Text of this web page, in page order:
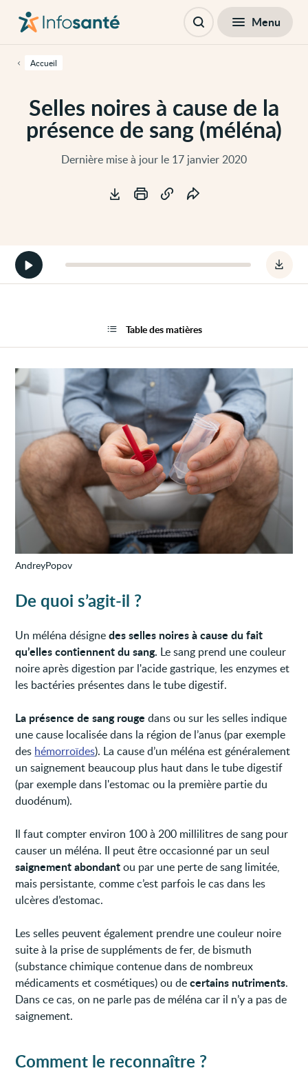
contenu
cette
navigation
principale
Passer
Selles noires à cause de la
présence de sang (méléna)
Dernière mise à jour le 17 janvier 2020
Accueil
principale
Ouvrir Menu
le
cause
la
Démarrer
la
version
AndreyPopov
De quoi s’agit-il ?
Un méléna désignedes selles noires à cause du fait
qu’elles contiennent du sang. Le sang prend une couleur
noire après digestion par l'acide gastrique, les enzymes et
les bactéries présentes dans le tube digestif.
La présence de sang rouge dans ou sur les selles indique
une cause localisée dans la région de l’anus (par exemple
des hémorroïdes). La cause d’un méléna est généralement
un saignement beaucoup plus haut dans le tube digestif
(par exemple dans l'estomac ou la première partie du
duodénum).
Il faut compter environ 100 à 200 millilitres de sang pour
causer un méléna. Il peut être occasionné par un seul
saignement abondantou par une perte de sang limitée,
mais persistante, comme c’est parfois le cas dans les
ulcères d’estomac.
Les selles peuvent également prendre une couleur noire
suite à la prise de suppléments de fer, de bismuth
(substance chimique contenue dans de nombreux
médicaments et cosmétiques) ou decertains nutriments.
Dans ce cas, on ne parle pas de méléna car il n’y a pas de
saignement.
Comment le reconnaître ?
Table des matières
Table des matières Fermer